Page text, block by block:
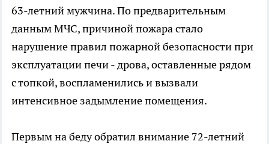
63-летний мужчина. По предварительным
данным МЧС, причиной пожара стало
нарушение правил пожарной безопасности при
эксплуатации печи - дрова, оставленные рядом
с топкой, воспламенились и вызвали
интенсивное задымление помещения.
Первым на беду обратил внимание 72-летний